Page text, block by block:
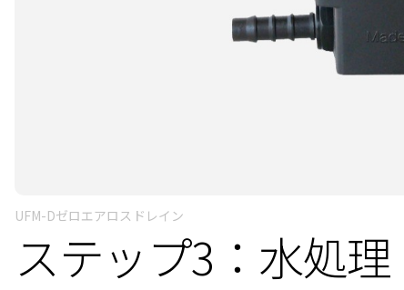
UFM-Dゼロエアロスドレイン
ステップ3：水処理